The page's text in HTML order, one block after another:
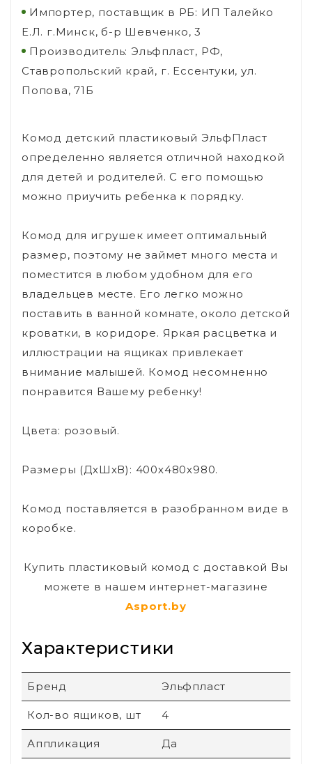
Импортер, поставщик в РБ: ИП Талейко
Е.Л. г.Минск, б-р Шевченко, 3
Производитель: Эльфпласт, РФ,
Ставропольский край, г. Ессентуки, ул.
Попова, 71Б
Комод детский пластиковый ЭльфПласт
определенно является отличной находкой
для детей и родителей. С его помощью
можно приучить ребенка к порядку.
Комод для игрушек имеет оптимальный
размер, поэтому не займет много места и
поместится в любом удобном для его
владельцев месте. Его легко можно
поставить в ванной комнате, около детской
кроватки, в коридоре. Яркая расцветка и
иллюстрации на ящиках привлекает
внимание малышей. Комод несомненно
понравится Вашему ребенку!
Цвета: розовый.
Размеры (ДхШхВ): 400х480х980.
Комод поставляется в разобранном виде в
коробке.
Купить пластиковый комод с доставкой Вы
можете в нашем интернет-магазине
Asport.by
Характеристики
Бренд Эльфпласт
Кол-во ящиков, шт 4
Аппликация Да